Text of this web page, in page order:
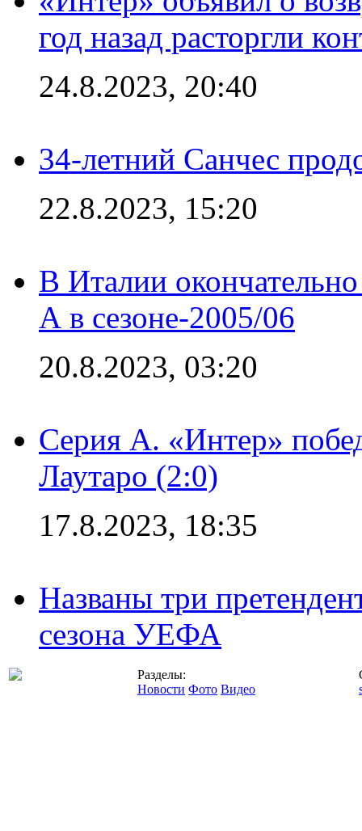
год назад расторгли
24.8.2023, 20:40
34-летний Санчес
22.8.2023, 15:20
В Италии
А в сезоне-2005/06
20.8.2023, 03:20
Серия А. «Интер»
Лаутаро (2:0)
17.8.2023, 18:35
Названы три
сезона УЕФА
Разделы:
Новости Фото Видео